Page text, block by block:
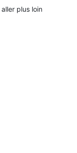
aller plus loin